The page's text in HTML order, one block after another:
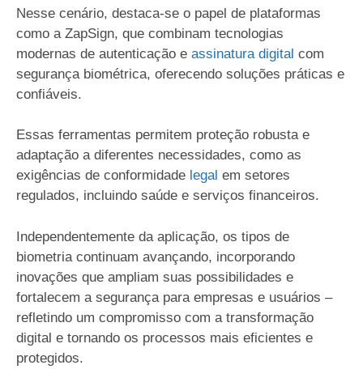
Nesse cenário, destaca-se o papel de plataformas
como a ZapSign, que combinam tecnologias
modernas de autenticação e assinatura digital com
segurança biométrica, oferecendo soluções práticas e
confiáveis.
Essas ferramentas permitem proteção robusta e
adaptação a diferentes necessidades, como as
exigências de conformidade legal em setores
regulados, incluindo saúde e serviços financeiros.
Independentemente da aplicação, os tipos de
biometria continuam avançando, incorporando
inovações que ampliam suas possibilidades e
fortalecem a segurança para empresas e usuários –
refletindo um compromisso com a transformação
digital e tornando os processos mais eficientes e
protegidos.